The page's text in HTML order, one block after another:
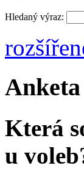
Hledaný výraz:
Anketa
Která
u